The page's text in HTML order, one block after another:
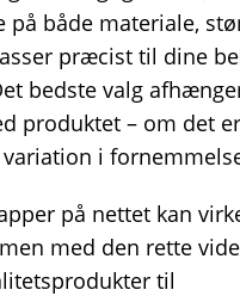
både materiale,
præcist til dine
bedste valg
produktet – om det
i
på nettet kan
med den rette
til